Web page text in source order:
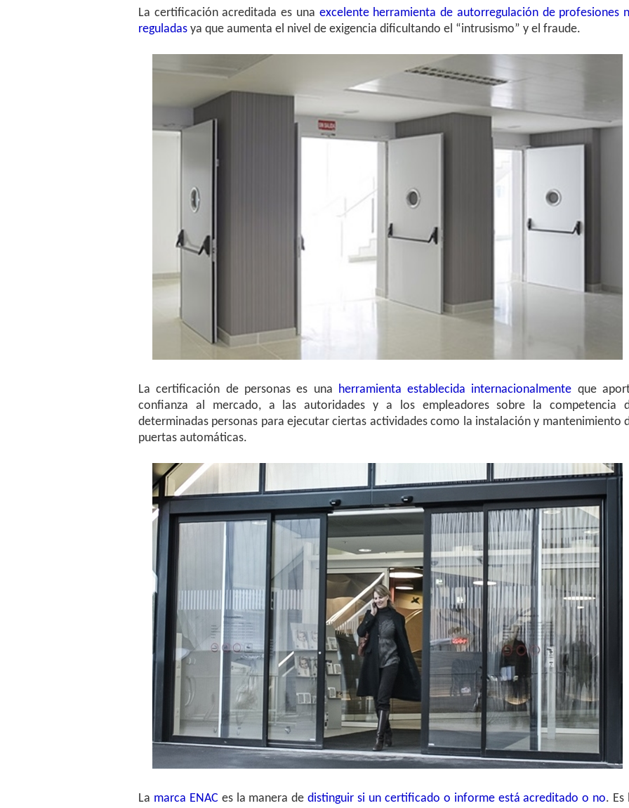
La certificación acreditada es una excelente herramienta de autorregulación de profesiones
reguladas ya que aumenta el nivel de exigencia dificultando el “intrusismo” y el fraude.
La certificación de personas es una herramienta establecida internacionalmente que
confianza al mercado, a las autoridades y a los empleadores sobre la competencia
determinadas personas para ejecutar ciertas actividades como la instalación y mantenimiento
puertas automáticas.
La marca ENAC es la manera dedistinguir si un certificado o informe está acreditado o no. Es